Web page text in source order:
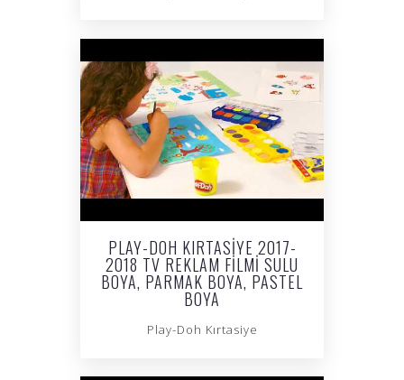
PLAY-DOH KIRTASIYE 2017-
2018 TV REKLAM FILMI SULU
BOYA, PARMAK BOYA, PASTEL
BOYA
Play-Doh Kırtasiye